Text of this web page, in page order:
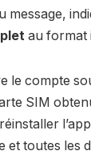
message,
au format
le compte
SIM
et toutes les